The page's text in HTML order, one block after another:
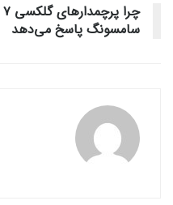
سامسونگ پاسخ می‌دهد